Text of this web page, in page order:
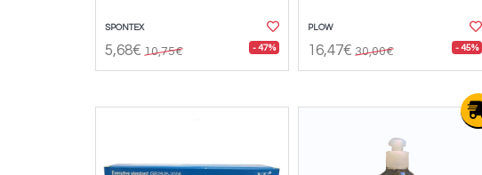
SPONTEX
5,68€ 10,75€ - 47%
PLOW
16,47€ 30,00€ - 45%